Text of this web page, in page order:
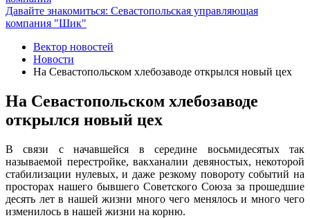
Давайте знакомиться: Севастопольская управляющая
компания "Шик"
Вектор новостей
Новости
На Севастопольском хлебозаводе открылся новый цех
На Севастопольском хлебозаводе
открылся новый цех
В связи с начавшейся в середине восьмидесятых так
называемой перестройке, вакханалии девяностых, некоторой
стабилизации нулевых, и даже резкому повороту событий на
просторах нашего бывшего Советского Союза за прошедшие
десять лет в нашей жизни много чего менялось и много чего
изменилось в нашей жизни на корню.